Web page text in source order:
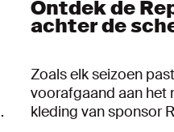
Ontdek de
achter de
Zoals elk seizoen
voorafgaand aan het
kleding van sponsor